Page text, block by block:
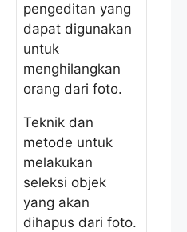
pengeditan yang
dapat digunakan
untuk
menghilangkan
orang dari foto.
Teknik dan
metode untuk
melakukan
seleksi objek
yang akan
dihapus dari foto.